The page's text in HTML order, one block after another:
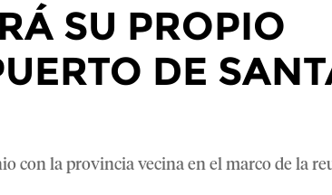
SU PROPIO
DE
con la provincia vecina en el marco de la